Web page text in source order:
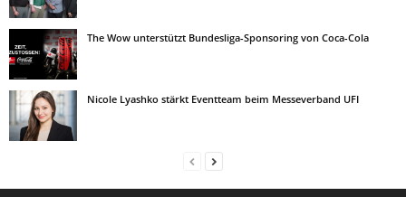
The Wow unterstützt Bundesliga-Sponsoring von Coca-Cola
Nicole Lyashko stärkt Eventteam beim Messeverband UFI